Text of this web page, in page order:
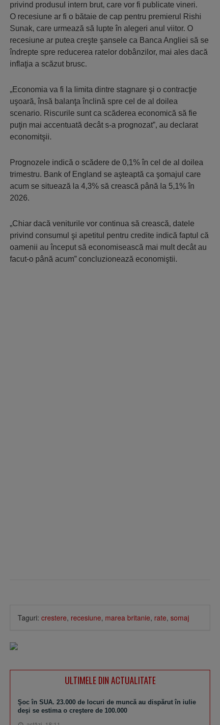
privind produsul intern brut, care vor fi publicate vineri.
O recesiune ar fi o bătaie de cap pentru premierul Rishi
Sunak, care urmează să lupte în alegeri anul viitor. O
recesiune ar putea creşte şansele ca Banca Angliei să se
îndrepte spre reducerea ratelor dobânzilor, mai ales dacă
inflaţia a scăzut brusc.
„Economia va fi la limita dintre stagnare şi o contracţie
uşoară, însă balanţa înclină spre cel de al doilea
scenario. Riscurile sunt ca scăderea economică să fie
puţin mai accentuată decât s-a prognozat”, au declarat
economitşii.
Prognozele indică o scădere de 0,1% în cel de al doilea
trimestru. Bank of England se aşteaptă ca şomajul care
acum se situează la 4,3% să crească până la 5,1% în
2026.
„Chiar dacă veniturile vor continua să crească, datele
privind consumul şi apetitul pentru credite indică faptul că
oamenii au început să economisească mai mult decât au
facut-o până acum” concluzionează economiştii.
Taguri: crestere, recesiune, marea britanie, rate, somaj
ULTIMELE DIN ACTUALITATE
Şoc în SUA. 23.000 de locuri de muncă au dispărut în iulie
deşi se estima o creştere de 100.000